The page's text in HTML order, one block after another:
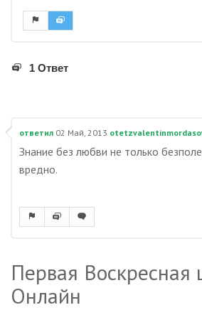
1 Ответ
ответил 02 Май, 2013
Знание без любви не только
вредно.
Первая Воскресная
Онлайн